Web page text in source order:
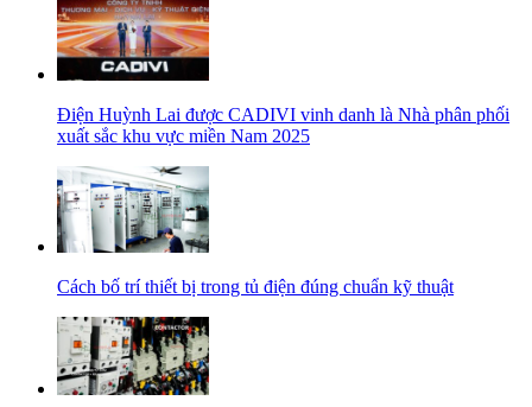
Điện Huỳnh Lai được CADIVI vinh danh là Nhà phân phối
xuất sắc khu vực miền Nam 2025
Cách bố trí thiết bị trong tủ điện đúng chuẩn kỹ thuật